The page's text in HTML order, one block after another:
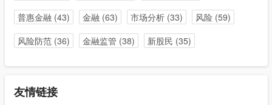
普惠金融 (43) 金融 (63) 市场分析(33) 风险(59)
风险防范(36) 金融监管 (38) 新股民 (35)
友情链接